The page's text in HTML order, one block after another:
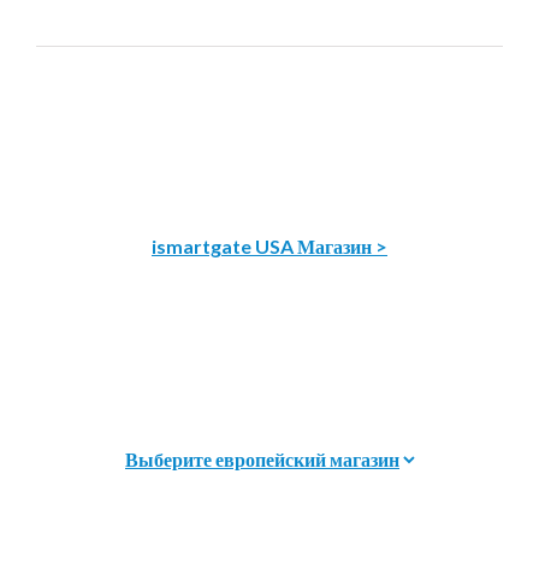
ismartgate USA Магазин >